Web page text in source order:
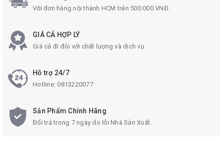
Với đơn hàng nội thành HCM trên 500.000 VNĐ.
GIÁ CẢ HỢP LÝ
Giá cả đi đôi với chất lượng và dịch vụ.
Hỗ trợ 24/7
Hotline:0813220077
Sản Phẩm Chính Hãng
Đổi trả trong 7 ngày do lỗi Nhà Sản Xuất.